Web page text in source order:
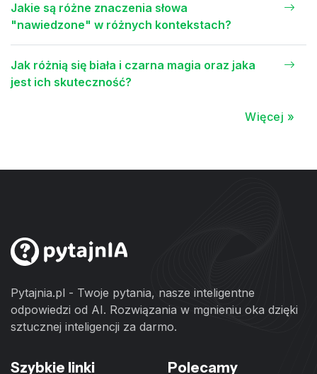
Jakie są różne znaczenia słowa
"nawiedzone" w różnych kontekstach?
Jak różnią się biała i czarna magia oraz jaka
jest ich skuteczność?
Więcej »
Pytajnia.pl - Twoje pytania, nasze inteligentne
odpowiedzi od AI. Rozwiązania w mgnieniu oka dzięki
sztucznej inteligencji za darmo.
Szybkie linki Polecamy